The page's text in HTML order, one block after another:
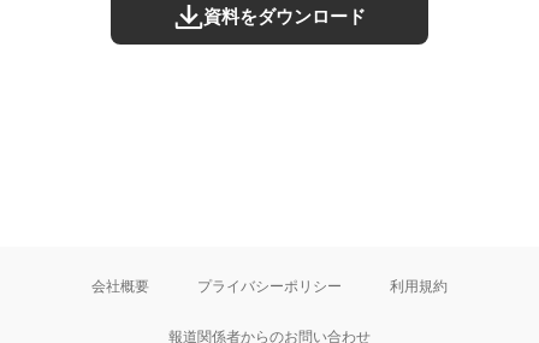
資料をダウンロード
会社概要 プライバシーポリシー 利用規約
報道関係者からのお問い合わせ